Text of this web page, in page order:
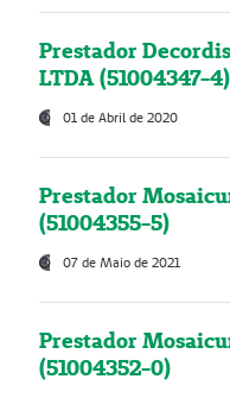
Prestador
LTDA (51004347-4)
01 de Abril de 2020
Prestador
(51004355-5)
07 de Maio de 2021
Prestador
(51004352-0)